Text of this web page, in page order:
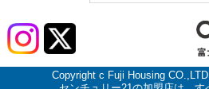
Copyright c Fuji Housing